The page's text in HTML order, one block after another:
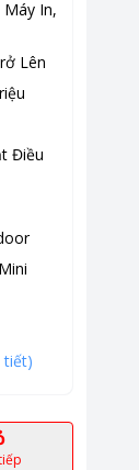
In,
Lên
Điều
tiết)